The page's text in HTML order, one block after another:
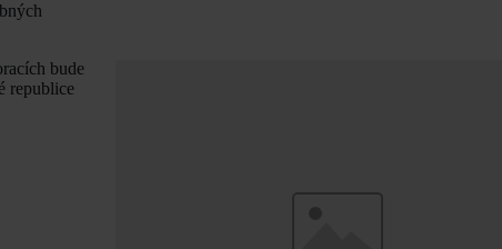
bude
republice